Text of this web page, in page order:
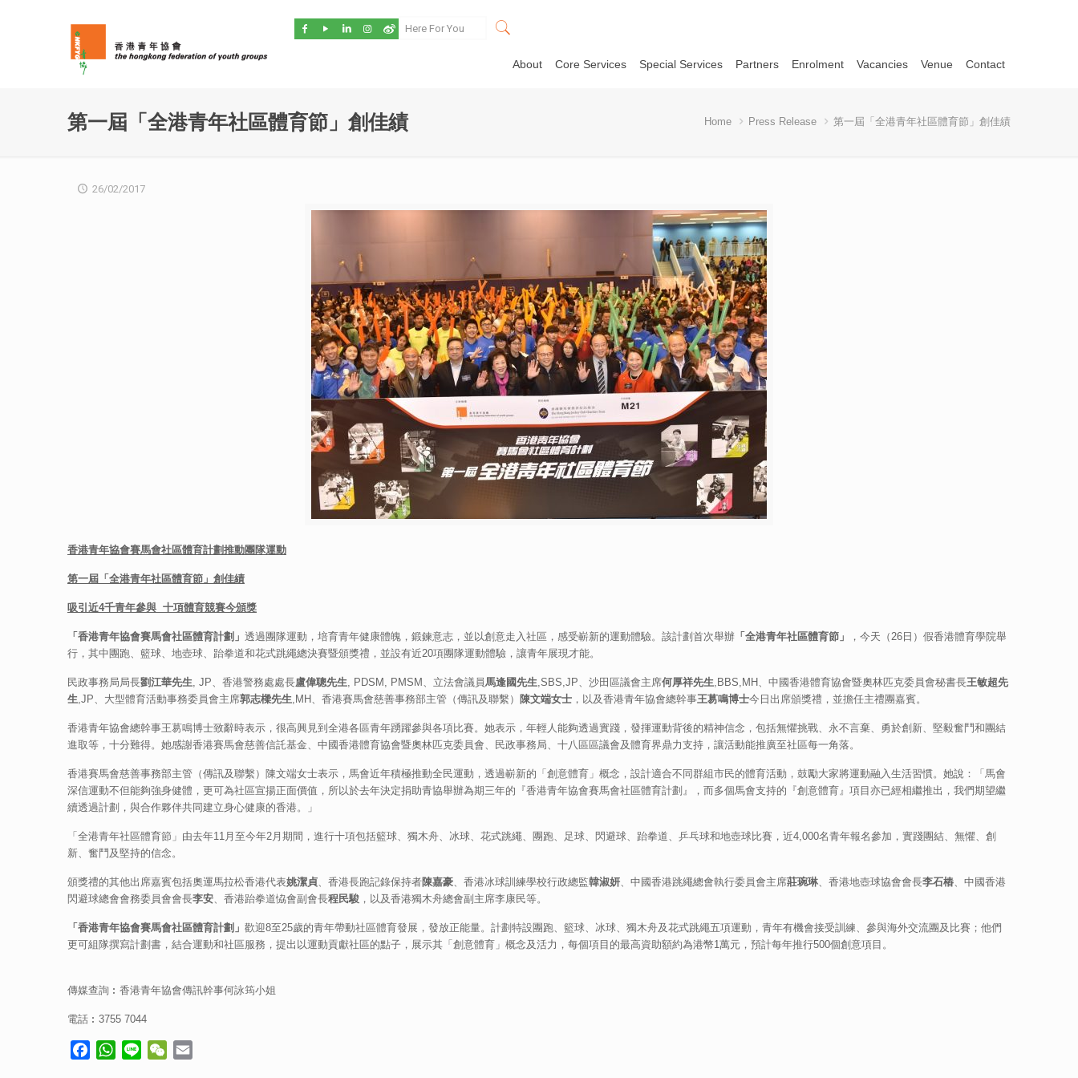
About Core Services Special Services Partners Enrolment Vacancies Venue Contact
第一屆「全港青年社區體育節」創佳績 Home Press Release 第一屆「全港青年社區體育節」創佳績
26/02/2017
香港青年協會賽馬會社區體育計劃推動團隊運動
第一屆「全港青年社區體育節」創佳績
吸引近4千青年參與 十項體育競賽今頒獎
「香港青年協會賽馬會社區體育計劃」 透過團隊運動，培育青年健康體魄，鍛鍊意志，並以創意走入社區，感受嶄新的運動體驗。該計劃首次舉辦 「全港青年社區體育節」
，今天（26日）假香港體育學院舉
行，其中團跑、籃球、地壺球、跆拳道和花式跳繩總決賽暨頒獎禮，並設有近20項團隊運動體驗，讓青年展現才能。
民政事務局局長劉江華先生, JP、香港警務處處長盧偉聰先生, PDSM, PMSM、立法會議員馬逢國先生,SBS,JP、沙田區議會主席何厚祥先生,BBS,MH、中國香港體育協會暨奧林匹克委員會秘書長王敏超先
生,JP、大型體育活動事務委員會主席郭志樑先生,MH、香港賽馬會慈善事務部主管（傳訊及聯繫） 陳文端女士 ，以及香港青年協會總幹事王䓪鳴博士今日出席頒獎禮，並擔任主禮團嘉賓。
香港青年協會總幹事王䓪鳴博士致辭時表示，很高興見到全港各區青年踴躍參與各項比賽。她表示，年輕人能夠透過實踐，發揮運動背後的精神信念，包括無懼挑戰、永不言棄、勇於創新、堅毅奮鬥和團結
進取等，十分難得。她感謝香港賽馬會慈善信託基金、中國香港體育協會暨奧林匹克委員會、民政事務局、十八區區議會及體育界鼎力支持，讓活動能推廣至社區每一角落。
香港賽馬會慈善事務部主管（傳訊及聯繫）陳文端女士表示，馬會近年積極推動全民運動，透過嶄新的「創意體育」概念，設計適合不同群組市民的體育活動，鼓勵大家將運動融入生活習慣。她說：「馬會
深信運動不但能夠強身健體，更可為社區宣揚正面價值，所以於去年決定捐助青協舉辦為期三年的『香港青年協會賽馬會社區體育計劃』，而多個馬會支持的『創意體育』項目亦已經相繼推出，我們期望繼
續透過計劃，與合作夥伴共同建立身心健康的香港。」
「全港青年社區體育節」由去年11月至今年2月期間，進行十項包括籃球、獨木舟、冰球、花式跳繩、團跑、足球、閃避球、跆拳道、乒乓球和地壺球比賽，近4,000名青年報名參加，實踐團結、無懼、創
新、奮鬥及堅持的信念。
頒獎禮的其他出席嘉賓包括奧運馬拉松香港代表姚潔貞、香港長跑記錄保持者陳嘉豪、香港冰球訓練學校行政總監韓淑妍、中國香港跳繩總會執行委員會主席莊琬琳、香港地壺球協會會長李石樁、中國香港
閃避球總會會務委員會會長李安、香港跆拳道恊會副會長程民駿 ，以及香港獨木舟總會副主席李康民等。
「香港青年協會賽馬會社區體育計劃」 歡迎8至25歲的青年帶動社區體育發展，發放正能量。計劃特設團跑、籃球、冰球、獨木舟及花式跳繩五項運動，青年有機會接受訓練、參與海外交流團及比賽；他們
更可組隊撰寫計劃書，結合運動和社區服務，提出以運動貢獻社區的點子，展示其「創意體育」概念及活力，每個項目的最高資助額約為港幣1萬元，預計每年推行500個創意項目。
傳媒查詢︰香港青年協會傳訊幹事何詠筠小姐
電話︰3755 7044
FacebookWhatsApp
Line WeChat